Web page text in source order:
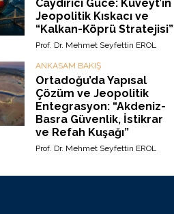
Caydırıcı Güce: Kuveyt’in
Jeopolitik Kıskacı ve
“Kalkan-Köprü Stratejisi”
Prof. Dr. Mehmet Seyfettin EROL
ANKASAM BAKIŞ
Ortadoğu’da Yapısal
Çözüm ve Jeopolitik
Entegrasyon: “Akdeniz-
Basra Güvenlik, İstikrar
ve Refah Kuşağı”
Prof. Dr. Mehmet Seyfettin EROL